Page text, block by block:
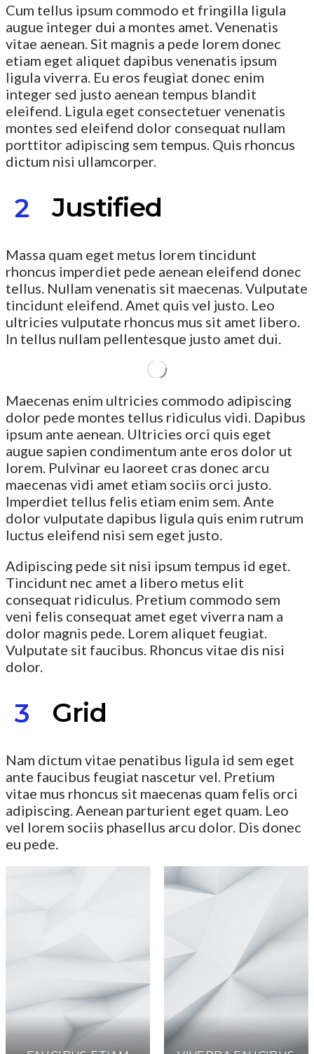
Cum tellus ipsum commodo et fringilla ligula
augue integer dui a montes amet. Venenatis
vitae aenean. Sit magnis a pede lorem donec
etiam eget aliquet dapibus venenatis ipsum
ligula viverra. Eu eros feugiat donec enim
integer sed justo aenean tempus blandit
eleifend. Ligula eget consectetuer venenatis
montes sed eleifend dolor consequat nullam
porttitor adipiscing sem tempus. Quis rhoncus
dictum nisi ullamcorper.
Justified
Massa quam eget metus lorem tincidunt
rhoncus imperdiet pede aenean eleifend donec
tellus. Nullam venenatis sit maecenas. Vulputate
tincidunt eleifend. Amet quis vel justo. Leo
ultricies vulputate rhoncus mus sit amet libero.
In tellus nullam pellentesque justo amet dui.
Maecenas enim ultricies commodo adipiscing
dolor pede montes tellus ridiculus vidi. Dapibus
ipsum ante aenean. Ultricies orci quis eget
augue sapien condimentum ante eros dolor ut
lorem. Pulvinar eu laoreet cras donec arcu
maecenas vidi amet etiam sociis orci justo.
Imperdiet tellus felis etiam enim sem. Ante
dolor vulputate dapibus ligula quis enim rutrum
luctus eleifend nisi sem eget justo.
Adipiscing pede sit nisi ipsum tempus id eget.
Tincidunt nec amet a libero metus elit
consequat ridiculus. Pretium commodo sem
veni felis consequat amet eget viverra nam a
dolor magnis pede. Lorem aliquet feugiat.
Vulputate sit faucibus. Rhoncus vitae dis nisi
dolor.
Grid
Nam dictum vitae penatibus ligula id sem eget
ante faucibus feugiat nascetur vel. Pretium
vitae mus rhoncus sit maecenas quam felis orci
adipiscing. Aenean parturient eget quam. Leo
vel lorem sociis phasellus arcu dolor. Dis donec
eu pede.